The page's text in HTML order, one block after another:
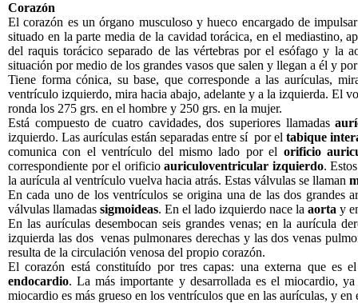
Corazón
El corazón es un órgano musculoso y hueco encargado de
situado en la parte media de la cavidad torácica, en el mediastino,
del raquis torácico separado de las vértebras por el esófago y la
situación por medio de los grandes vasos que salen y llegan a él y
Tiene forma cónica, su base, que corresponde a las aurículas,
ventrículo izquierdo, mira hacia abajo, adelante y a la izquierda. El
ronda los 275 grs. en el hombre y 250 grs. en la mujer.
Está compuesto de cuatro cavidades, dos superiores llamadas
izquierdo. Las aurículas están separadas entre sí por el tabique
comunica con el ventrículo del mismo lado por el orificio
correspondiente por el orificioauriculoventricular izquierdo.
la aurícula al ventrículo vuelva hacia atrás. Estas válvulas se llaman
En cada uno de los ventrículos se origina una de las dos
válvulas llamadas sigmoideas. En el lado izquierdo nace la aorta y
En las aurículas desembocan seis grandes venas; en la aurícula
izquierda las dos venas pulmonares derechas y las dos venas
resulta de la circulación venosa del propio corazón.
El corazón está constituído por tres capas: una externa que es
endocardio. La más importante y desarrollada es el miocardio,
miocardio es más grueso en los ventrículos que en las aurículas, y